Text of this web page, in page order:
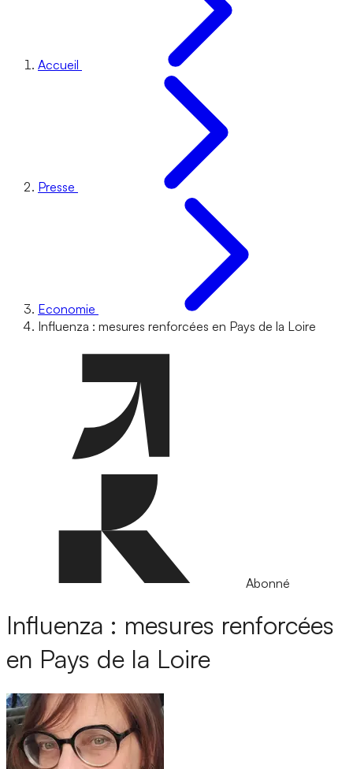
Accueil
Presse
Economie
Influenza : mesures renforcées en Pays de la Loire
Abonné
Influenza : mesures renforcées
en Pays de la Loire